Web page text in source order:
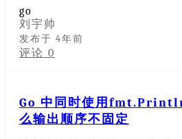
go
刘宇帅
发布于 4年前
评论 0
Go 中同时使用
么输出顺序不固定